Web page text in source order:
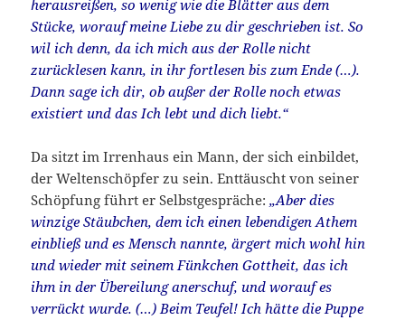
herausreißen, so wenig wie die Blätter aus dem
Stücke, worauf meine Liebe zu dir geschrieben ist. So
wil ich denn, da ich mich aus der Rolle nicht
zurücklesen kann, in ihr fortlesen bis zum Ende (…).
Dann sage ich dir, ob außer der Rolle noch etwas
existiert und das Ich lebt und dich liebt.“
Da sitzt im Irrenhaus ein Mann, der sich einbildet,
der Weltenschöpfer zu sein. Enttäuscht von seiner
Schöpfung führt er Selbstgespräche:„Aber dies
winzige Stäubchen, dem ich einen lebendigen Athem
einbließ und es Mensch nannte, ärgert mich wohl hin
und wieder mit seinem Fünkchen Gottheit, das ich
ihm in der Übereilung anerschuf, und worauf es
verrückt wurde. (…) Beim Teufel! Ich hätte die Puppe